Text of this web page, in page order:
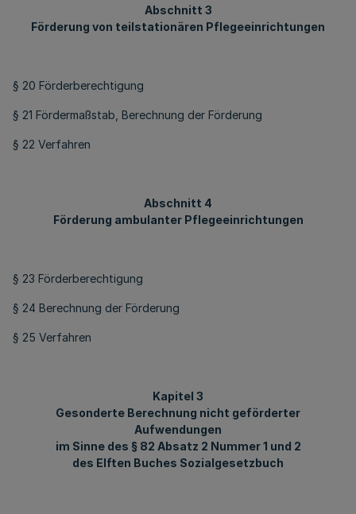
Abschnitt 3
Förderung von teilstationären Pflegeeinrichtungen
§ 20 Förderberechtigung
§ 21 Fördermaßstab, Berechnung der Förderung
§ 22 Verfahren
Abschnitt 4
Förderung ambulanter Pflegeeinrichtungen
§ 23 Förderberechtigung
§ 24 Berechnung der Förderung
§ 25 Verfahren
Kapitel 3
Gesonderte Berechnung nicht geförderter
Aufwendungen
im Sinne des § 82 Absatz 2 Nummer 1 und 2
des Elften Buches Sozialgesetzbuch